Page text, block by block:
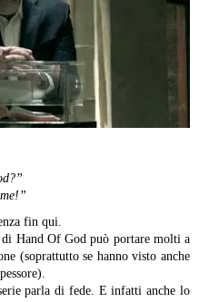
fin qui.
di Hand Of God può portare molti a
(soprattutto se hanno visto anche
parla di fede. E infatti anche lo